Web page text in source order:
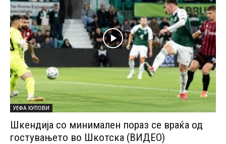
УЕФА КУПОВИ
Шкендија со минимален пораз се враќа од
гостувањето во Шкотска (ВИДЕО)